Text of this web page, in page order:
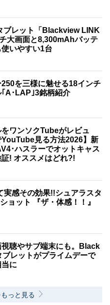
ブレット「Blackview LINK
大画面と8,300mAhバッテ
いやすい1台
を三様に魅せる18インチ
A･LAP｣3銘柄紹介
をワンソクTubeがレビュ
見る方法2026】新
･ハスラーでオットキャス
証! オススメはどれ?!
実感その効果!!シュアラスタ
ョット 『ザ・体感！！』
視聴やサブ端末にも。Black
レットがプライムデーで
に
っと見る